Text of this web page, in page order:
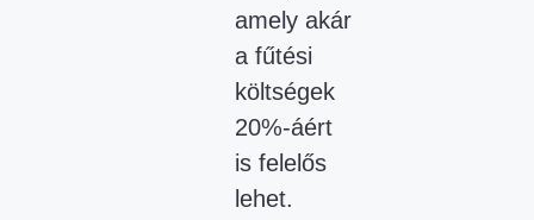
amely akár
a fűtési
költségek
20%-áért
is felelős
lehet.